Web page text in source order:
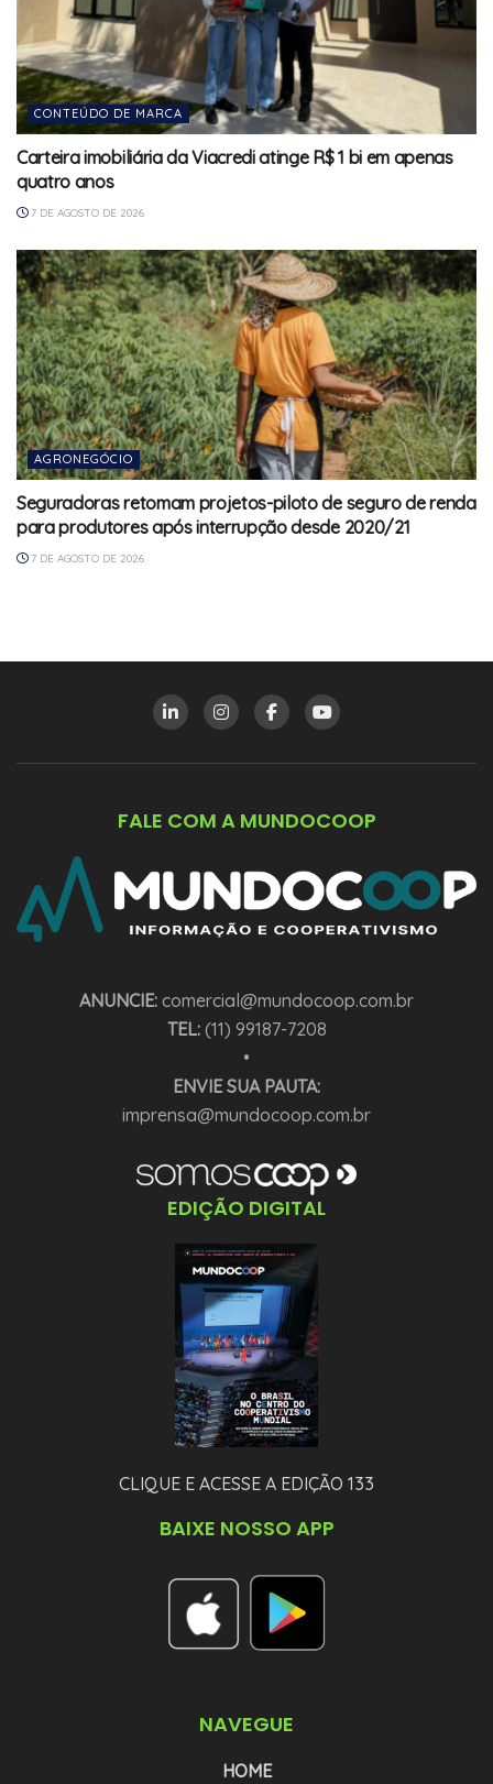
CONTEÚDO DE MARCA
Carteira imobiliária da Viacredi atinge R$ 1 bi em apenas
quatro anos
7 DE AGOSTO DE 2026
AGRONEGÓCIO
Seguradoras retomam projetos-piloto de seguro de renda
para produtores após interrupção desde 2020/21
7 DE AGOSTO DE 2026
FALE COM A MUNDOCOOP
ANUNCIE: comercial@mundocoop.com.br
TEL:(11) 99187-7208
•
ENVIE SUA PAUTA:
imprensa@mundocoop.com.br
EDIÇÃO DIGITAL
CLIQUE E ACESSE A EDIÇÃO 133
BAIXE NOSSO APP
NAVEGUE
HOME